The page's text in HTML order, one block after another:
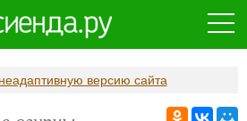
версию сайта